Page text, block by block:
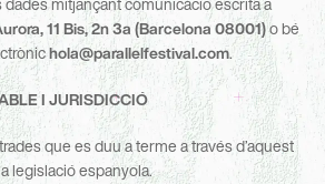
11 Bis, 2n 3a (Barcelona 08001) o bé
hola@parallelfestival.com.
I JURISDICCIÓ
que es duu a terme a través d’aquest
legislació espanyola.